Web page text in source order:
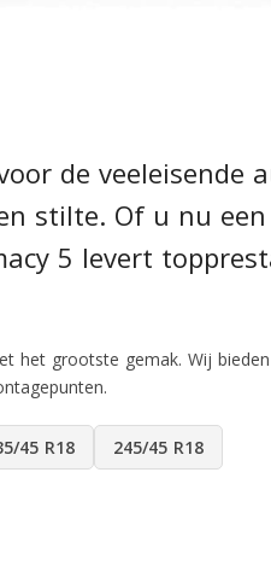
de veeleisende
stilte. Of u nu
5 levert
het grootste gemak. Wij bieden
45 R18 245/45 R18